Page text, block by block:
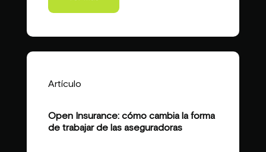
Artículo
Open Insurance: cómo cambia la forma
de trabajar de las aseguradoras